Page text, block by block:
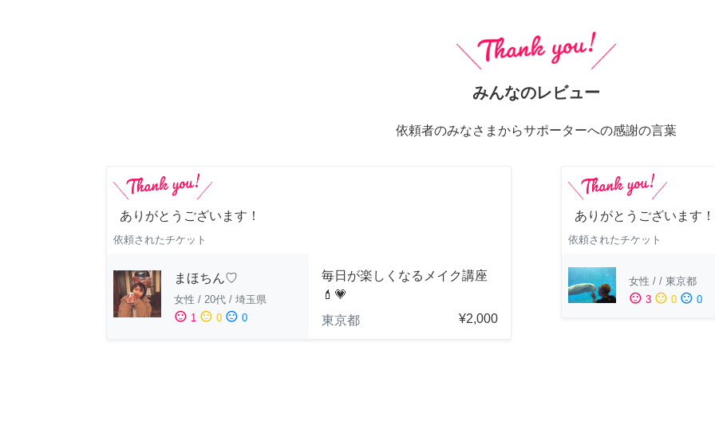
みんなのレビュー
依頼者のみなさまからサポーターへの感謝の言葉
ありがとうございます！
依頼されたチケット
まほちん♡
女性 / 20代 / 埼玉県
sentiment_satisfied 1 sentiment_neutral 0 sentiment_dissatisfied 0
毎日が楽しくなるメイク講座
💄💗
東京都
¥2,000
ありがとうございます！
依頼されたチケット
女性 / / 東京都
sentiment_satisfied 3 sentiment_neutral 0 sentiment_dissatisfied 0